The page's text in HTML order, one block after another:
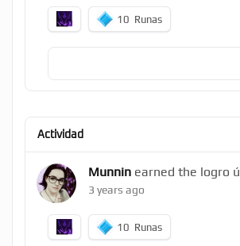
10 Runas
Actividad
Munnin earned the logro
3 years ago
10 Runas